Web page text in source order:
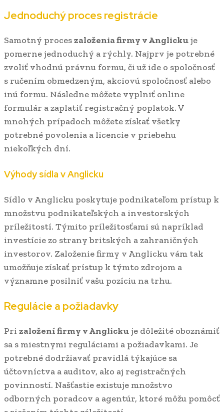
Jednoduchý proces registrácie
Samotný proceszaloženia firmy v Anglickuje
pomerne jednoduchý a rýchly. Najprv je potrebné
zvoliť vhodnú právnu formu, či už ide o spoločnosť
s ručením obmedzeným, akciovú spoločnosť alebo
inú formu. Následne môžete vyplniť online
formulár a zaplatiť registračný poplatok. V
mnohých prípadoch môžete získať všetky
potrebné povolenia a licencie v priebehu
niekoľkých dní.
Výhody sídla v Anglicku
Sídlo v Anglicku poskytuje podnikateľom prístup k
množstvu podnikateľských a investorských
príležitostí. Týmito príležitosťami sú napríklad
investície zo strany britských a zahraničných
investorov. Založenie firmy v Anglicku vám tak
umožňuje získať prístup k týmto zdrojom a
významne posilniť vašu pozíciu na trhu.
Regulácie a požiadavky
Pri založení firmy v Anglickuje dôležité oboznámiť
sa s miestnymi reguláciami a požiadavkami. Je
potrebné dodržiavať pravidlá týkajúce sa
účtovníctva a auditov, ako aj registračných
povinností. Našťastie existuje množstvo
odborných poradcov a agentúr, ktoré môžu pomôcť